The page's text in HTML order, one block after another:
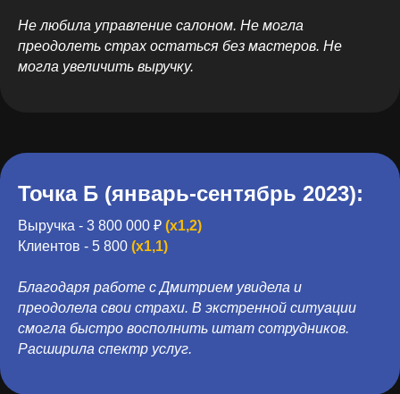
Не любила управление салоном. Не могла
преодолеть страх остаться без мастеров. Не
могла увеличить выручку.
Точка Б (январь-сентябрь 2023):
Выручка - 3 800 000 ₽ (x1,2)
Клиентов - 5 800 (x1,1)
Благодаря работе с Дмитрием увидела и
преодолела свои страхи. В экстренной ситуации
смогла быстро восполнить штат сотрудников.
Расширила спектр услуг.